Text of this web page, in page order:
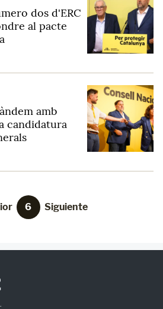
dos d'ERC
al pacte
amb
candidatura
6 Siguiente